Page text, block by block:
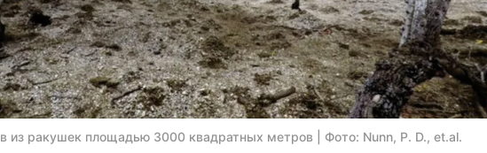
из ракушек площадью 3000 квадратных метров | Фото: Nunn, P. D., et.al.